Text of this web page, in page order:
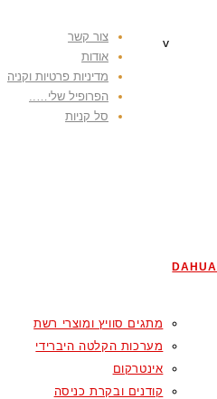
צור קשר
אודות
מדיניות פרטיות וקניה
הפרופיל שלי…..
סל קניות
v
DAHUA
מתגים סוויץ ומוצרי רשת
מערכות הקלטה היברידי
אינטרקום
קודנים ובקרת כניסה